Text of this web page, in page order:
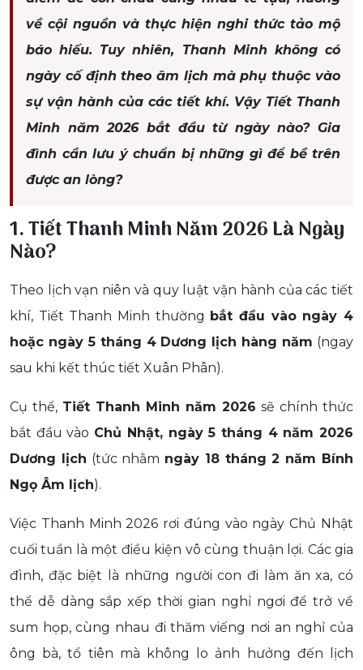
về cội nguồn và thực hiện nghi thức tảo mộ
báo hiếu. Tuy nhiên, Thanh Minh không có
ngày cố định theo âm lịch mà phụ thuộc vào
sự vận hành của các tiết khí. Vậy Tiết Thanh
Minh năm 2026 bắt đầu từ ngày nào? Gia
đình cần lưu ý chuẩn bị những gì để bề trên
được an lòng?
1. Tiết Thanh Minh Năm 2026 Là Ngày
Nào?
Theo lịch vạn niên và quy luật vận hành của các tiết
khí, Tiết Thanh Minh thường bắt đầu vào ngày 4
hoặc ngày 5 tháng 4 Dương lịch hàng năm (ngay
sau khi kết thúc tiết Xuân Phân).
Cụ thể, Tiết Thanh Minh năm 2026 sẽ chính thức
bắt đầu vào Chủ Nhật, ngày 5 tháng 4 năm 2026
Dương lịch (tức nhằm ngày 18 tháng 2 năm Bính
Ngọ Âm lịch).
Việc Thanh Minh 2026 rơi đúng vào ngày Chủ Nhật
cuối tuần là một điều kiện vô cùng thuận lợi. Các gia
đình, đặc biệt là những người con đi làm ăn xa, có
thể dễ dàng sắp xếp thời gian nghỉ ngơi để trở về
sum họp, cùng nhau đi thăm viếng nơi an nghỉ của
ông bà, tổ tiên mà không lo ảnh hưởng đến lịch